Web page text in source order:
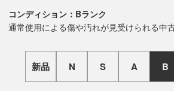
コンディション：Bランク
通常使用による傷や汚れが見受けられる中
新品 N S A B